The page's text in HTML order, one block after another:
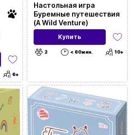
6+
Настольная игра
Буремные путешествия
(A Wild Venture)
Купить
2 < 60мин. 10+